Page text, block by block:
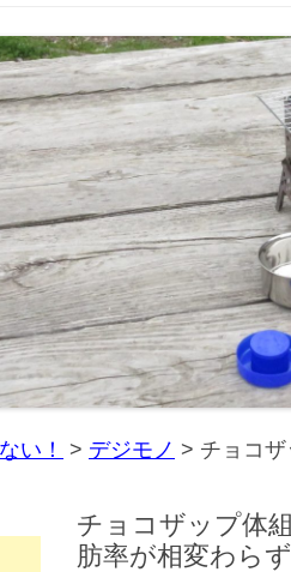
ツ
へ
ス
キ
ッ
プ
い！ > デジモノ > チョコ
チョコザップ体
肪率が相変わら